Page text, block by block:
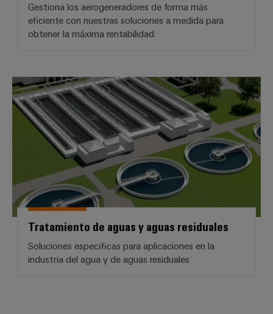
Gestiona los aerogeneradores de forma más
eficiente con nuestras soluciones a medida para
obtener la máxima rentabilidad.
Tratamiento de aguas y aguas
Tratamiento de aguas y aguas residuales
Soluciones específicas para aplicaciones en la
industria del agua y de aguas residuales